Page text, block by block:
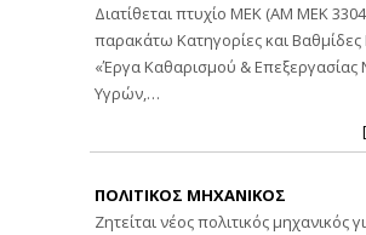
Διατίθεται πτυχίο ΜΕΚ (ΑΜ ΜΕΚ
παρακάτω Κατηγορίες και Βαθμίδες
«Έργα Καθαρισμού & Επεξεργασίας
Υγρών,…
ΠΟΛΙΤΙΚΟΣ ΜΗΧΑΝΙΚΟΣ
Ζητείται νέος πολιτικός μηχανικός